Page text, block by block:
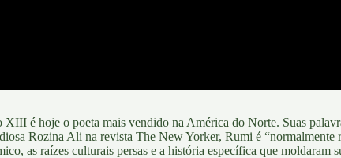
XIII é hoje o poeta mais vendido na América do Norte. Suas
Rozina Ali na revista The New Yorker, Rumi é “normalmente
as raízes culturais persas e a história específica que moldaram